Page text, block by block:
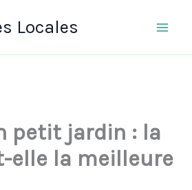
Locales
petit jardin : la
elle la meilleure